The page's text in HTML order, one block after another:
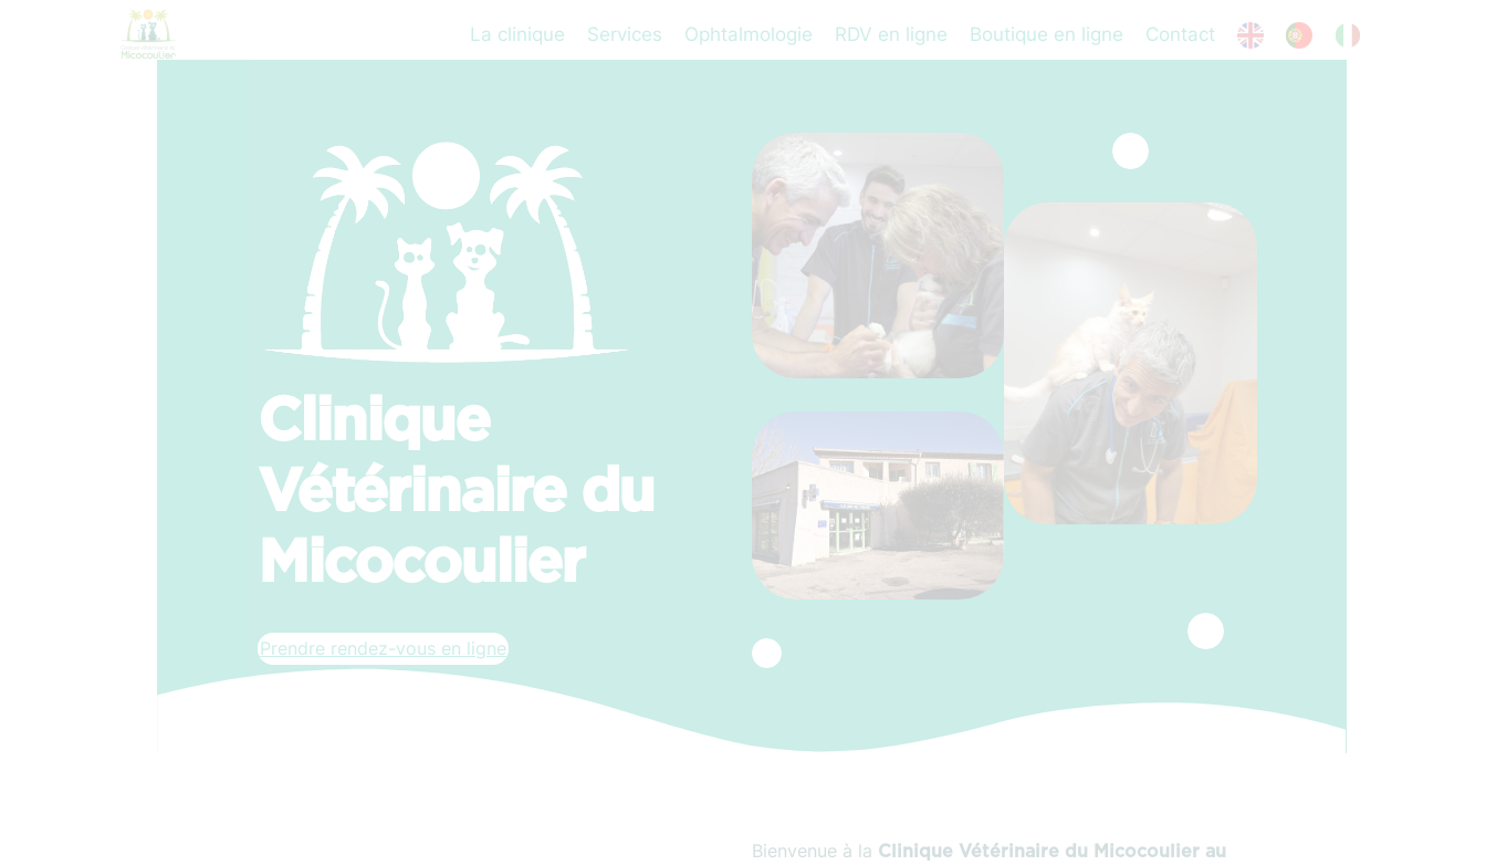
La clinique Services Ophtalmologie RDV en ligne Boutique en ligne Contact
Clinique
Vétérinaire du
Micocoulier
Prendre rendez-vous en ligne
Bienvenue à la Clinique Vétérinaire du Micocoulier au